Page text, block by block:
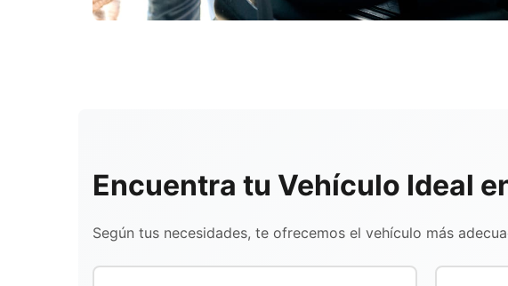
Encuentra tu Vehículo Ideal
Según tus necesidades, te ofrecemos el vehículo más